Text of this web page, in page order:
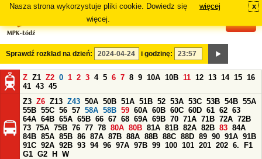
Nasza strona wykorzystuje pliki cookie. Dowiedz się
więcej.
więcej x
Sprawdź rozkład na dzień: i godzinę:
Z Z1 Z2 0 1 2 3 4 5 6 7 8 9 10A 10B 11 12 13 14 15 16
41 43 45
Z3 Z6 Z13 Z43 50A 50B 51A 51B 52 53A 53C 53B 54B 55A
55B 55C 56 57 58A 58B 59 60A 60B 60C 60D 61 62 63
64A 64B 65A 65B 66 67 68 69A 69B 70 71A 71B 72A 72B
73 75A 75B 76 77 78 80A 80B 81A 81B 82A 82B 83 84A
84B 85A 85B 86 87A 87B 88A 88B 88C 88D 89 90 91A 91B
91C 92A 92B 93 94 96 97A 97B 99 100 101 201 202 6.
F1
G1 G2 H
W